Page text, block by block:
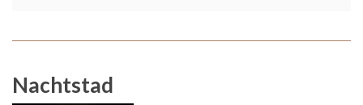
Nachtstad